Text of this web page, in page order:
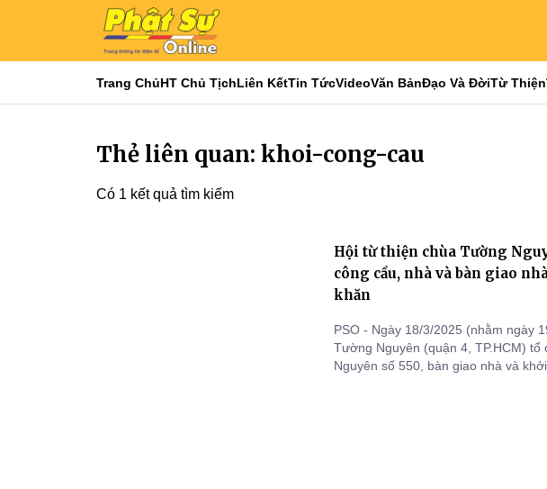
Trang ChủHT Chủ TịchLiên KếtTin TứcVideoVăn BảnĐạo Và ĐờiTừ Thiện
Thẻ liên quan: khoi-cong-cau
Có 1 kết quả tìm kiếm
Hội từ thiện chùa Tường
công cầu, nhà và bàn giao
khăn
PSO - Ngày 18/3/2025 (nhằm ngày
Tường Nguyên (quận 4, TP.HCM)
Nguyên số 550, bàn giao nhà và